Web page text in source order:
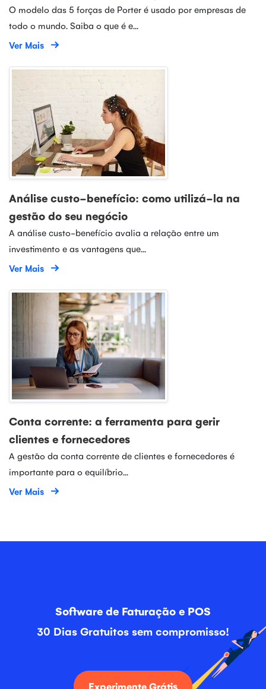
O modelo das 5 forças de Porter é usado por empresas de
todo o mundo. Saiba o que é e...
Ver Mais
Análise custo-benefício: como utilizá-la na
gestão do seu negócio
A análise custo-benefício avalia a relação entre um
investimento e as vantagens que...
Ver Mais
Conta corrente: a ferramenta para gerir
clientes e fornecedores
A gestão da conta corrente de clientes e fornecedores é
importante para o equilíbrio...
Ver Mais
Software de Faturação e POS
30 Dias Gratuitos sem compromisso!
Experimente Grátis